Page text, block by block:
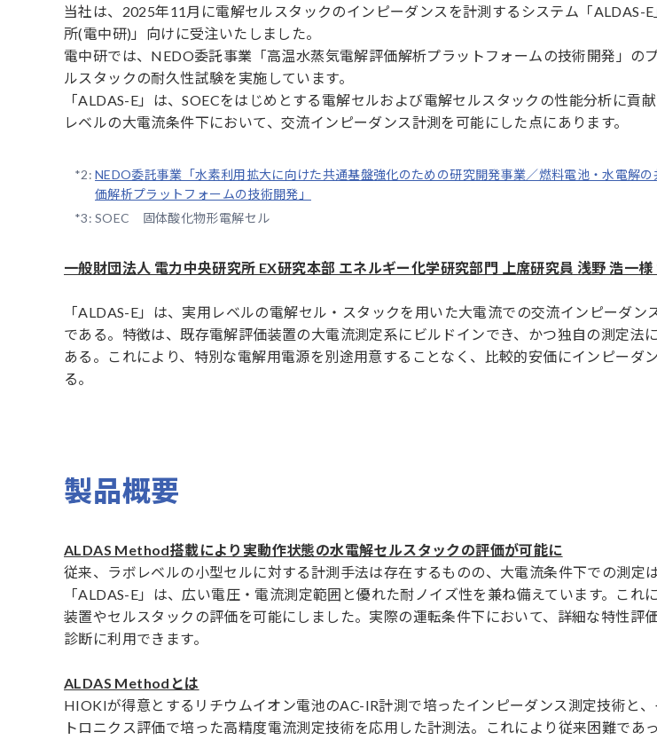
当社は、2025年11月に電解セルスタックのインピーダンスを計測するシステム「ALDAS-
所(電中研)」向けに受注いたしました。
電中研では、NEDO委託事業「高温水蒸気電解評価解析プラットフォームの技術開発」の
ルスタックの耐久性試験を実施しています。
「ALDAS-E」は、SOECをはじめとする電解セルおよび電解セルスタックの性能分析に貢
レベルの大電流条件下において、交流インピーダンス計測を可能にした点にあります。
*2: NEDO委託事業「水素利用拡大に向けた共通基盤強化のための研究開発事業／燃料電池・水電解
価解析プラットフォームの技術開発」
*3: SOEC 固体酸化物形電解セル
一般財団法人 電力中央研究所 EX研究本部 エネルギー化学研究部門 上席研究員 浅野 浩一様
「ALDAS-E」は、実用レベルの電解セル・スタックを用いた大電流での交流インピーダ
である。特徴は、既存電解評価装置の大電流測定系にビルドインでき、かつ独自の測定法
ある。これにより、特別な電解用電源を別途用意することなく、比較的安価にインピーダ
る。
製品概要
ALDAS Method搭載により実動作状態の水電解セルスタックの評価が可能に
従来、ラボレベルの小型セルに対する計測手法は存在するものの、大電流条件下での測定
「ALDAS-E」は、広い電圧・電流測定範囲と優れた耐ノイズ性を兼ね備えています。これ
装置やセルスタックの評価を可能にしました。実際の運転条件下において、詳細な特性評
診断に利用できます。
ALDAS Methodとは
HIOKIが得意とするリチウムイオン電池のAC-IR計測で培ったインピーダンス測定技術と
トロニクス評価で培った高精度電流測定技術を応用した計測法。これにより従来困難であ